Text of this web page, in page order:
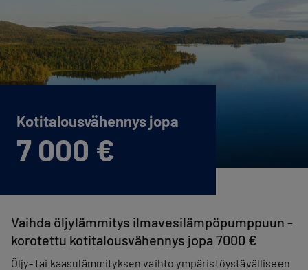
Kotitalous­vähennys jopa
7 000 €
Vaihda öljylämmitys ilmavesilämpöpumppuun -
korotettu kotitalousvähennys jopa 7000 €
Öljy- tai kaasulämmityksen vaihto ympäristöystävälliseen